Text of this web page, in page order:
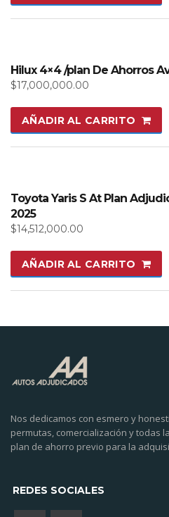
Hilux 4×4 /plan De Ahorros
$17,000,000.00
AÑADIR AL CARRITO
Toyota Yaris S At Plan
2025
$14,512,000.00
AÑADIR AL CARRITO
Nos dedicamos con esmero y
permutas, comercialización y todas
plan de ahorro previo para la
REDES SOCIALES